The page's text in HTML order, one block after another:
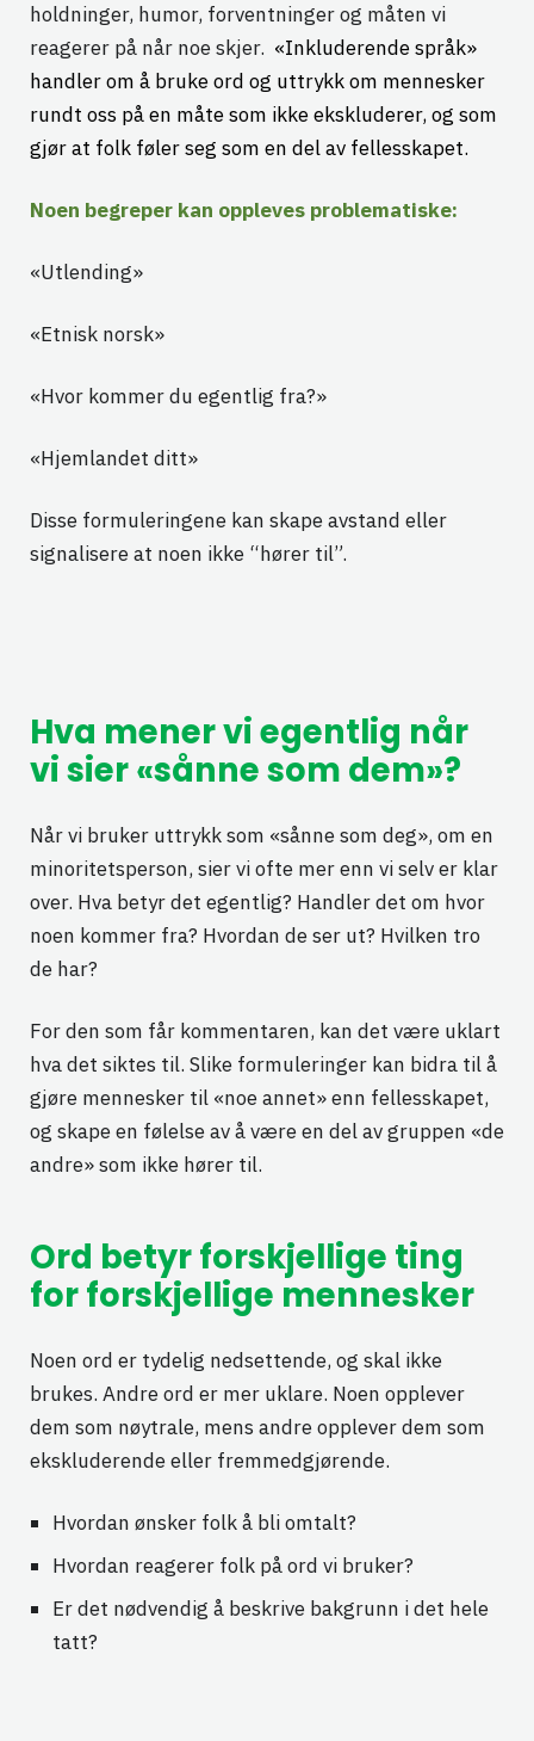
holdninger, humor, forventninger og måten vi
reagerer på når noe skjer. «Inkluderende språk»
handler om å bruke ord og uttrykk om mennesker
rundt oss på en måte som ikke ekskluderer, og som
gjør at folk føler seg som en del av fellesskapet.
Noen begreper kan oppleves problematiske:
«Utlending»
«Etnisk norsk»
«Hvor kommer du egentlig fra?»
«Hjemlandet ditt»
Disse formuleringene kan skape avstand eller
signalisere at noen ikke “hører til”.
Hva mener vi egentlig når
vi sier «sånne som dem»?
Når vi bruker uttrykk som «sånne som deg», om en
minoritetsperson, sier vi ofte mer enn vi selv er klar
over. Hva betyr det egentlig? Handler det om hvor
noen kommer fra? Hvordan de ser ut? Hvilken tro
de har?
For den som får kommentaren, kan det være uklart
hva det siktes til. Slike formuleringer kan bidra til å
gjøre mennesker til «noe annet» enn fellesskapet,
og skape en følelse av å være en del av gruppen «de
andre» som ikke hører til.
Ord betyr forskjellige ting
for forskjellige mennesker
Noen ord er tydelig nedsettende, og skal ikke
brukes. Andre ord er mer uklare. Noen opplever
dem som nøytrale, mens andre opplever dem som
ekskluderende eller fremmedgjørende.
Hvordan ønsker folk å bli omtalt?
Hvordan reagerer folk på ord vi bruker?
Er det nødvendig å beskrive bakgrunn i det hele
tatt?